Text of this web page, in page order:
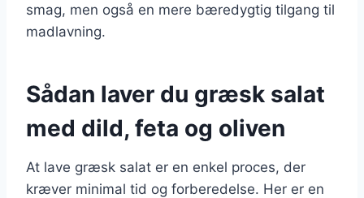
smag, men også en mere bæredygtig tilgang til
madlavning.
Sådan laver du græsk salat
med dild, feta og oliven
At lave græsk salat er en enkel proces, der
kræver minimal tid og forberedelse. Her er en